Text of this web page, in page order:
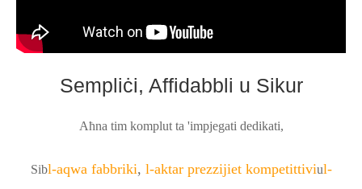
Sempliċi, Affidabbli u Sikur
Aħna tim komplut ta 'impjegati dedikati,
Sibl-aqwa fabbriki, l-aktar prezzijiet kompetittiviul-